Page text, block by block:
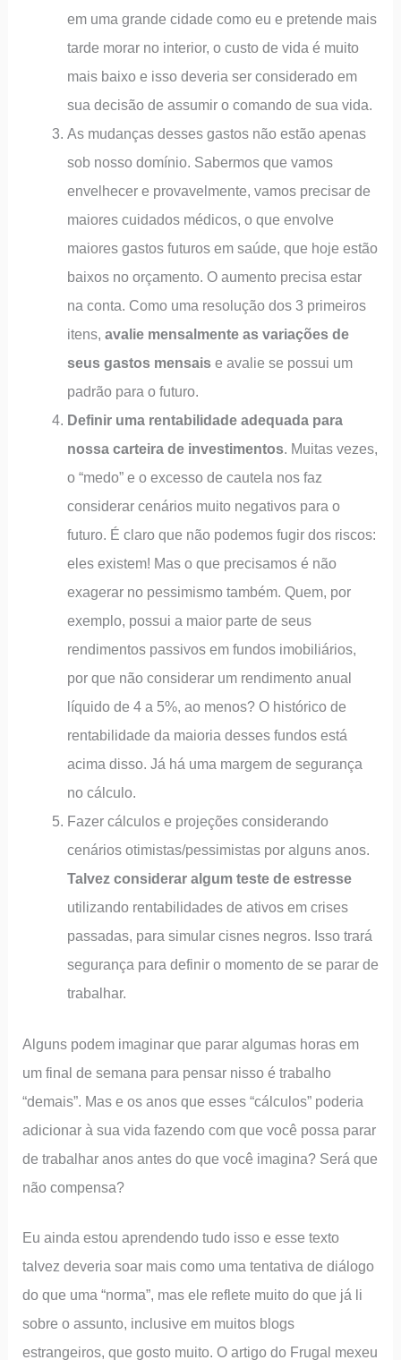
em uma grande cidade como eu e pretende mais
tarde morar no interior, o custo de vida é muito
mais baixo e isso deveria ser considerado em
sua decisão de assumir o comando de sua vida.
As mudanças desses gastos não estão apenas
sob nosso domínio. Sabermos que vamos
envelhecer e provavelmente, vamos precisar de
maiores cuidados médicos, o que envolve
maiores gastos futuros em saúde, que hoje estão
baixos no orçamento. O aumento precisa estar
na conta. Como uma resolução dos 3 primeiros
itens, avalie mensalmente as variações de
seus gastos mensaise avalie se possui um
padrão para o futuro.
Definir uma rentabilidade adequada para
nossa carteira de investimentos. Muitas vezes,
o “medo” e o excesso de cautela nos faz
considerar cenários muito negativos para o
futuro. É claro que não podemos fugir dos riscos:
eles existem! Mas o que precisamos é não
exagerar no pessimismo também. Quem, por
exemplo, possui a maior parte de seus
rendimentos passivos em fundos imobiliários,
por que não considerar um rendimento anual
líquido de 4 a 5%, ao menos? O histórico de
rentabilidade da maioria desses fundos está
acima disso. Já há uma margem de segurança
no cálculo.
Fazer cálculos e projeções considerando
cenários otimistas/pessimistas por alguns anos.
Talvez considerar algum teste de estresse
utilizando rentabilidades de ativos em crises
passadas, para simular cisnes negros. Isso trará
segurança para definir o momento de se parar de
trabalhar.
Alguns podem imaginar que parar algumas horas em
um final de semana para pensar nisso é trabalho
“demais”. Mas e os anos que esses “cálculos” poderia
adicionar à sua vida fazendo com que você possa parar
de trabalhar anos antes do que você imagina? Será que
não compensa?
Eu ainda estou aprendendo tudo isso e esse texto
talvez deveria soar mais como uma tentativa de diálogo
do que uma “norma”, mas ele reflete muito do que já li
sobre o assunto, inclusive em muitos blogs
estrangeiros, que gosto muito. O artigo do Frugal mexeu